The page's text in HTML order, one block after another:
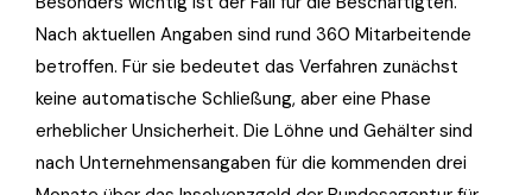
Nach aktuellen Angaben sind rund 360 Mitarbeitende
betroffen. Für sie bedeutet das Verfahren zunächst
keine automatische Schließung, aber eine Phase
erheblicher Unsicherheit. Die Löhne und Gehälter sind
nach Unternehmensangaben für die kommenden drei